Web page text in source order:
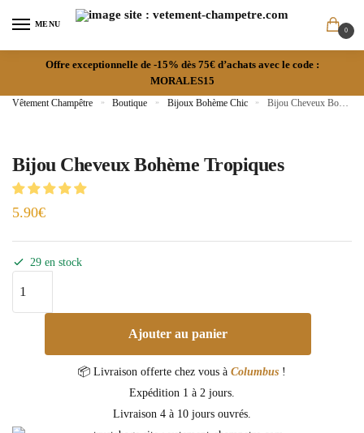
MENU
0
Offre exceptionnelle de -15% dès 75€ d’achats avec le code :
MORALES15
Vêtement Champêtre » Boutique » Bijoux Bohème Chic » Bijou Cheveux Bohème Tropiques
Bijou Cheveux Bohème Tropiques
5.90€
29 en stock
Ajouter au panier
📦 Livraison offerte chez vous à Columbus !
Expédition 1 à 2 jours.
Livraison 4 à 10 jours ouvrés.